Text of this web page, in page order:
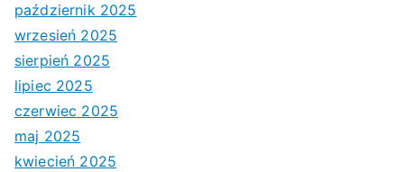
październik 2025
wrzesień 2025
sierpień 2025
lipiec 2025
czerwiec 2025
maj 2025
kwiecień 2025